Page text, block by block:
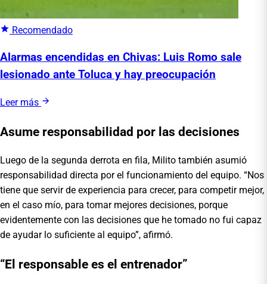
Recomendado
Alarmas encendidas en Chivas: Luis Romo sale
lesionado ante Toluca y hay preocupación
Leer más
Asume responsabilidad por las decisiones
Luego de la segunda derrota en fila, Milito también asumió
responsabilidad directa por el funcionamiento del equipo. “Nos
tiene que servir de experiencia para crecer, para competir mejor,
en el caso mío, para tomar mejores decisiones, porque
evidentemente con las decisiones que he tomado no fui capaz
de ayudar lo suficiente al equipo”, afirmó.
“El responsable es el entrenador”